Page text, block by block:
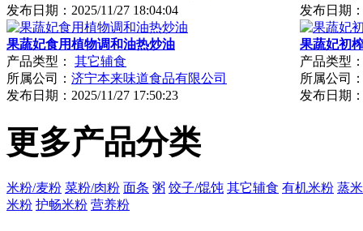
发布日期： 2025/11/27 18:04:04
发布日期
果蔬妃食用植物调和油热炒油
产品类型：
其它辅食
所属公司： 济宁本来味道食品有限公司
发布日期： 2025/11/27 17:50:23
果蔬妃初
产品类型
所属公司
发布日期
更多产品分类
米粉/麦粉 菜粉/肉粉 面条 粥 饺子/馄饨 其它辅食 有机米粉 蒸
米粉 护畅米粉 营养粉